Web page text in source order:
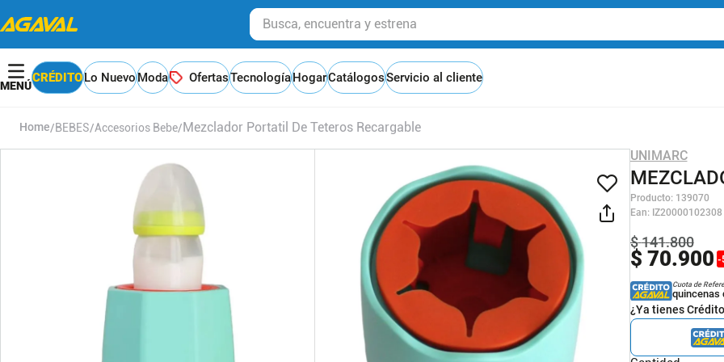
Busca, encuentra y estrena
CRÉDITOLo NuevoModa OfertasTecnologíaHogarCatálogosServicio al cliente
BEBES Accesorios Bebe Mezclador Portatil De Teteros Recargable
UNIMARC
Producto: 139070
Ean: IZ20000102308
$ 70.900 -
$141.800
Cuota de
quincenas
¿Ya tienes